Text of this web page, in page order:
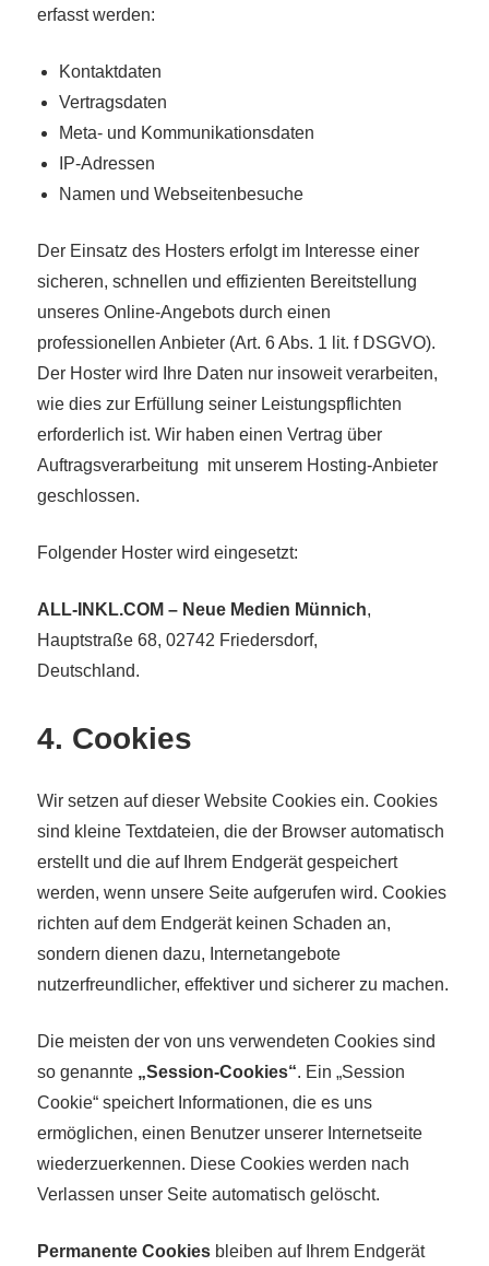
erfasst werden:
Kontaktdaten
Vertragsdaten
Meta- und Kommunikationsdaten
IP-Adressen
Namen und Webseitenbesuche
Der Einsatz des Hosters erfolgt im Interesse einer
sicheren, schnellen und effizienten Bereitstellung
unseres Online-Angebots durch einen
professionellen Anbieter (Art. 6 Abs. 1 lit. f DSGVO).
Der Hoster wird Ihre Daten nur insoweit verarbeiten,
wie dies zur Erfüllung seiner Leistungspflichten
erforderlich ist. Wir haben einen Vertrag über
Auftragsverarbeitung mit unserem Hosting-Anbieter
geschlossen.
Folgender Hoster wird eingesetzt:
ALL-INKL.COM – Neue Medien Münnich,
Hauptstraße 68, 02742 Friedersdorf,
Deutschland.
4. Cookies
Wir setzen auf dieser Website Cookies ein. Cookies
sind kleine Textdateien, die der Browser automatisch
erstellt und die auf Ihrem Endgerät gespeichert
werden, wenn unsere Seite aufgerufen wird. Cookies
richten auf dem Endgerät keinen Schaden an,
sondern dienen dazu, Internetangebote
nutzerfreundlicher, effektiver und sicherer zu machen.
Die meisten der von uns verwendeten Cookies sind
so genannte „Session-Cookies“. Ein „Session
Cookie“ speichert Informationen, die es uns
ermöglichen, einen Benutzer unserer Internetseite
wiederzuerkennen. Diese Cookies werden nach
Verlassen unser Seite automatisch gelöscht.
Permanente Cookies bleiben auf Ihrem Endgerät